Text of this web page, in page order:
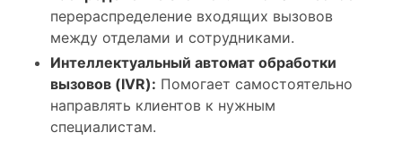
перераспределение входящих вызовов
между отделами и сотрудниками.
Интеллектуальный автомат обработки
вызовов (IVR): Помогает самостоятельно
направлять клиентов к нужным
специалистам.